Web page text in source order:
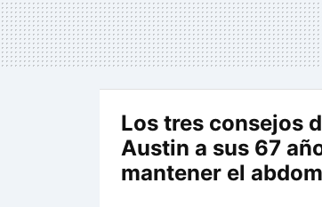
Los tres consejos
Austin a sus 67
mantener el